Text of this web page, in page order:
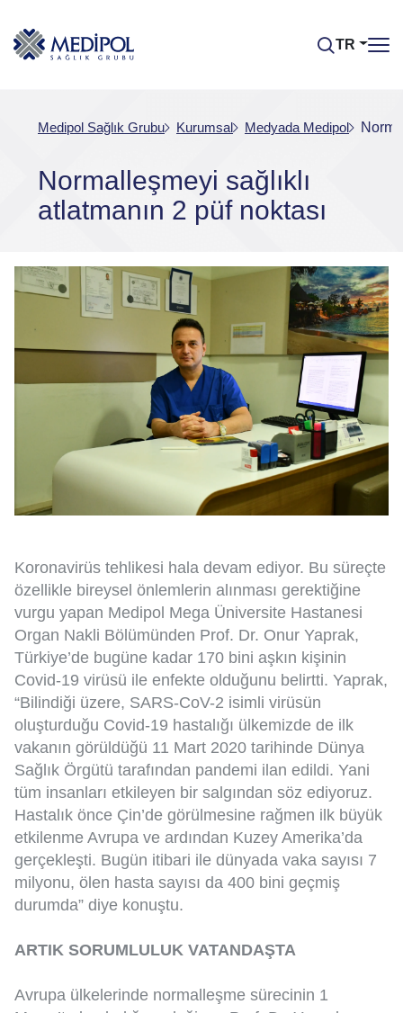
TR
Medipol Sağlık Grubu Kurumsal Medyada Medipol
Normalleşmeyi sağlıklı
atlatmanın 2 püf noktası
Koronavirüs tehlikesi hala devam ediyor. Bu süreçte
özellikle bireysel önlemlerin alınması gerektiğine
vurgu yapan Medipol Mega Üniversite Hastanesi
Organ Nakli Bölümünden Prof. Dr. Onur Yaprak,
Türkiye’de bugüne kadar 170 bini aşkın kişinin
Covid-19 virüsü ile enfekte olduğunu belirtti. Yaprak,
“Bilindiği üzere, SARS-CoV-2 isimli virüsün
oluşturduğu Covid-19 hastalığı ülkemizde de ilk
vakanın görüldüğü 11 Mart 2020 tarihinde Dünya
Sağlık Örgütü tarafından pandemi ilan edildi. Yani
tüm insanları etkileyen bir salgından söz ediyoruz.
Hastalık önce Çin’de görülmesine rağmen ilk büyük
etkilenme Avrupa ve ardından Kuzey Amerika’da
gerçekleşti. Bugün itibari ile dünyada vaka sayısı 7
milyonu, ölen hasta sayısı da 400 bini geçmiş
durumda” diye konuştu.
ARTIK SORUMLULUK VATANDAŞTA
Avrupa ülkelerinde normalleşme sürecinin 1